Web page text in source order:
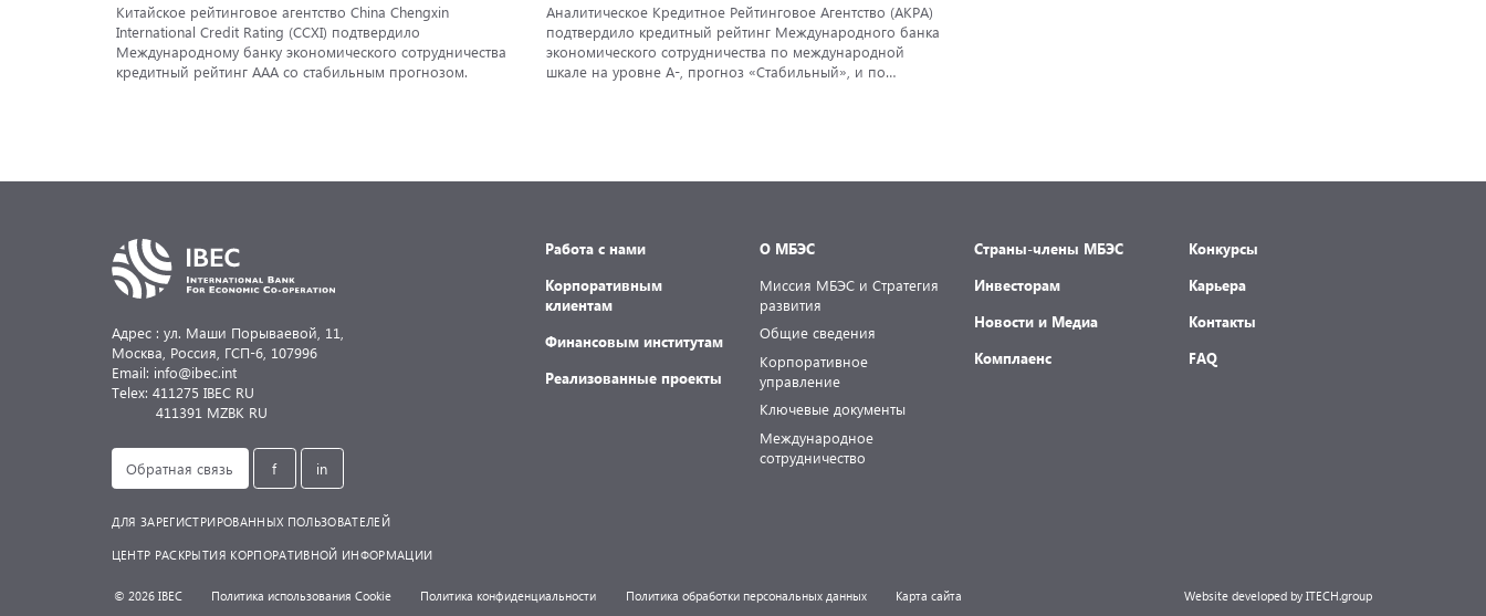
Китайское рейтинговое агентство China Chengxin
International Credit Rating (CCXI) подтвердило
Международному банку экономического сотрудничества
кредитный рейтинг AAA со стабильным прогнозом.
Аналитическое Кредитное Рейтинговое Агентство (АКРА)
подтвердило кредитный рейтинг Международного банка
экономического сотрудничества по международной
шкале на уровне A-, прогноз «Стабильный», и по
Адрес : ул. Маши Порываевой, 11,
Москва, Россия, ГСП-6, 107996
Email: info@ibec.int
Telex: 411275 IBEC RU
411391 MZBK RU
Обратная связь f in
ДЛЯ ЗАРЕГИСТРИРОВАННЫХ ПОЛЬЗОВАТЕЛЕЙ
ЦЕНТР РАСКРЫТИЯ КОРПОРАТИВНОЙ ИНФОРМАЦИИ
Работа с нами
Корпоративным
клиентам
Финансовым институтам
Реализованные проекты
О МБЭС
Миссия МБЭС и Стратегия
развития
Общие сведения
Корпоративное
управление
Ключевые документы
Международное
сотрудничество
Страны-члены МБЭС
Инвесторам
Новости и Медиа
Комплаенс
Конкурсы
Карьера
Контакты
FAQ
© 2026 IBEC Политика использования Cookie Политика конфиденциальности Политика обработки персональных данных Карта сайта Website developed by ITECH.group